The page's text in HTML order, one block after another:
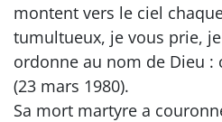
montent vers le ciel
tumultueux, je vous prie,
ordonne au nom de Dieu :
(23 mars 1980).
Sa mort martyre a